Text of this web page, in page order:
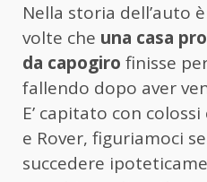
Nella storia dell’auto
volte che una casa
da capogiro finisse
fallendo dopo aver
E’ capitato con
e Rover, figuriamoci
succedere